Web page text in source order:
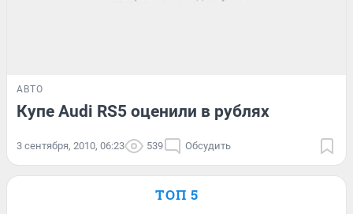
АВТО
Купе Audi RS5 оценили в рублях
3 сентября, 2010, 06:23 539 Обсудить
ТОП 5